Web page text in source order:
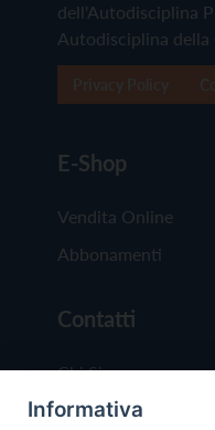
dell'Autodisciplina
Autodisciplina della
E-Shop
Vendita Online
Abbonamenti
Contatti
Chi Siamo
Redazione
Informativa